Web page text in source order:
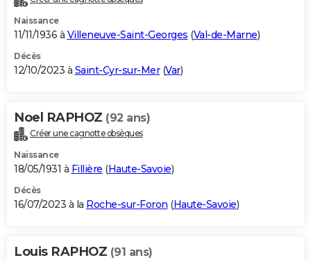
Naissance
11/11/1936 à Villeneuve-Saint-Georges (Val-de-Marne)
Décès
12/10/2023 à Saint-Cyr-sur-Mer(Var)
Noel RAPHOZ (92 ans)
Créer une cagnotte obsèques
Naissance
18/05/1931 à Fillière (Haute-Savoie)
Décès
16/07/2023 à la Roche-sur-Foron (Haute-Savoie)
Louis RAPHOZ (91 ans)